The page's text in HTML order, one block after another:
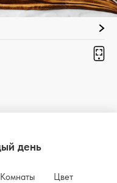
день
Комнаты
Цвет